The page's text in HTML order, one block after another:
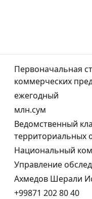
Первоначальная
коммерческих
ежегодный
млн.сум
Ведомственный
территориальных
Национальный
Управление
Ахмедов Шерали
+99871 202 80 40